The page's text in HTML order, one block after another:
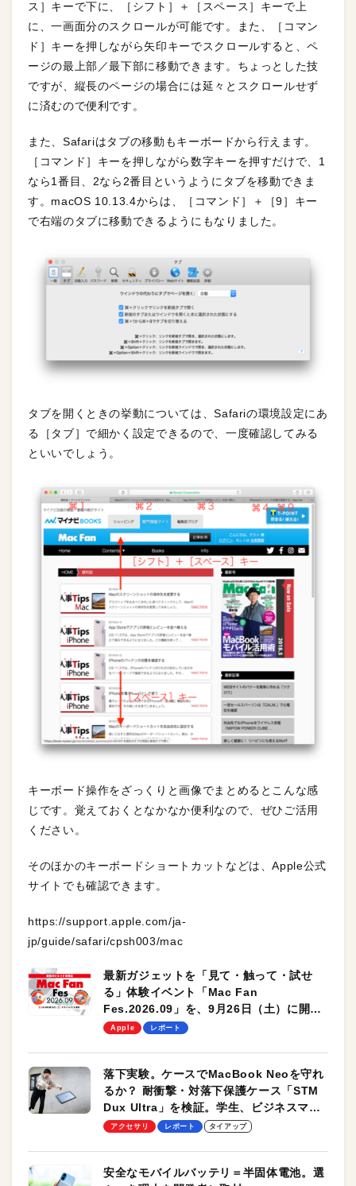
ス］キーで下に、［シフト］＋［スペース］キーで上
に、一画面分のスクロールが可能です。また、［コマン
ド］キーを押しながら矢印キーでスクロールすると、ペ
ージの最上部／最下部に移動できます。ちょっとした技
ですが、縦長のページの場合には延々とスクロールせず
に済むので便利です。
また、Safariはタブの移動もキーボードから行えます。
［コマンド］キーを押しながら数字キーを押すだけで、1
なら1番目、2なら2番目というようにタブを移動できま
す。macOS 10.13.4からは、［コマンド］＋［9］キー
で右端のタブに移動できるようにもなりました。
タブを開くときの挙動については、Safariの環境設定にあ
る［タブ］で細かく設定できるので、一度確認してみる
といいでしょう。
キーボード操作をざっくりと画像でまとめるとこんな感
じです。覚えておくとなかなか便利なので、ぜひご活用
ください。
そのほかのキーボードショートカットなどは、Apple公式
サイトでも確認できます。
https://support.apple.com/ja-
jp/guide/safari/cpsh003/mac
最新ガジェットを「見て・触って・試せ
る」体験イベント「Mac Fan
Fes.2026.09」を、9月26日（土）に開催
します！
Apple レポート
落下実験。ケースでMacBook Neoを守れ
るか？ 耐衝撃・対落下保護ケース「STM
Dux Ultra」を検証。学生、ビジネスマン
のモバイルユースに最適！
アクセサリ レポート タイアップ
安全なモバイルバッテリ＝半固体電池。選